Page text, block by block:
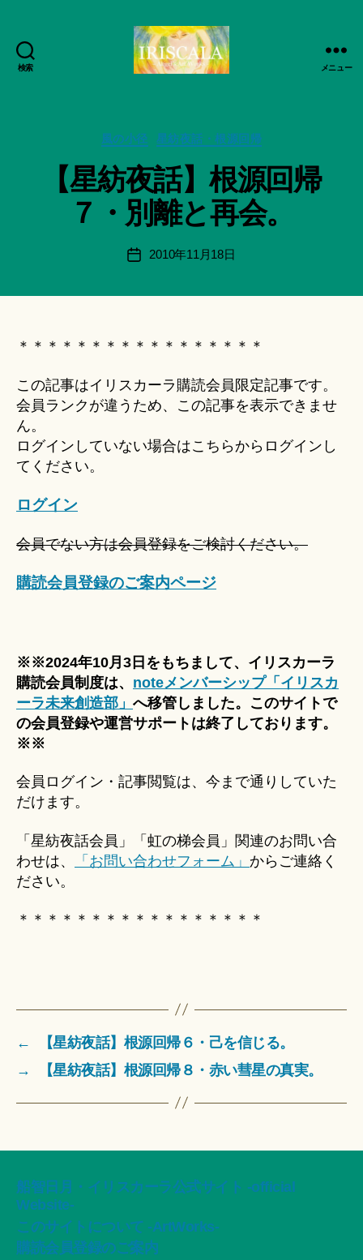
検索
日
活
動
記
録・
品
IRISCALA
メニュー
カ
ゴ
リ
ー
風の小径 星紡夜話・根源回帰
【星紡夜話】根源回帰
７・別離と再会。
投
稿
:
智
日
月
＊
a
ki
＊
投
2010年11月18日
＊＊＊＊＊＊＊＊＊＊＊＊＊＊＊＊＊
この記事はイリスカーラ購読会員限定記事です。
会員ランクが違うため、この記事を表示できませ
ん。
ログインしていない場合はこちらからログインし
てください。
ログイン
会員でない方は会員登録をご検討ください。
購読会員登録のご案内ページ
※※2024年10月3日をもちまして、イリスカーラ
購読会員制度は、 noteメンバーシップ「イリスカ
ーラ未来創造部」 へ移管しました。このサイトで
の会員登録や運営サポートは終了しております。
※※
会員ログイン・記事閲覧は、今まで通りしていた
だけます。
「星紡夜話会員」「虹の梯会員」関連のお問い合
わせは、
「お問い合わせフォーム」 からご連絡く
ださい。
＊＊＊＊＊＊＊＊＊＊＊＊＊＊＊＊＊
←
【星紡夜話】根源回帰６・己を信じる。
→
【星紡夜話】根源回帰８・赤い彗星の真実。
船智日月・イリスカーラ公式サイト -official
Website-
このサイトについて -ArtWorks-
購読会員登録のご案内